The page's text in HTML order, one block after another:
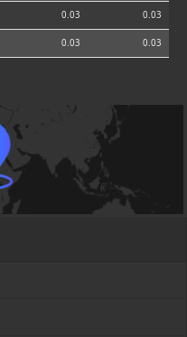
0.03 0.03
0.03 0.03